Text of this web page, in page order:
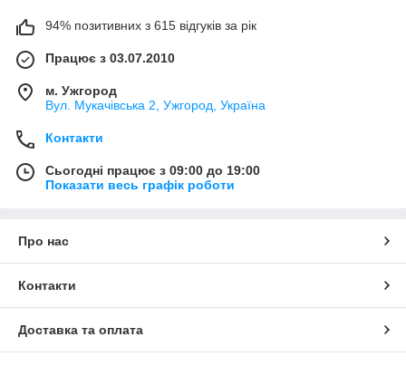
94% позитивних з 615 відгуків за рік
Працює з 03.07.2010
м. Ужгород
Вул. Мукачівська 2, Ужгород, Україна
Контакти
Сьогодні працює з 09:00 до 19:00
Показати весь графік роботи
Про нас
Контакти
Доставка та оплата